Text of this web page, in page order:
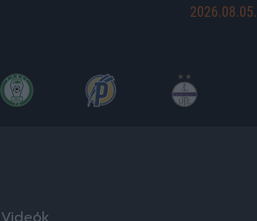
2026.08.05.